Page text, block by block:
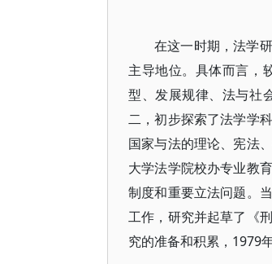
在这一时期，法学
主导地位。具体而言，
型、发展规律、法与社
二，初步探索了法学学
国家与法的理论、宪法
大学法学院校办专业教
制度和重要立法问题。
工作，研究并起草了《
究的准备和积累，1979